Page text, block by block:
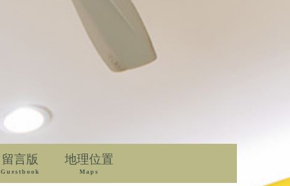
留言版
Guestbook
地理位置
Maps